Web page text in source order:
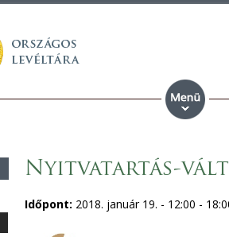
Nyitvatartás-
Időpont: 2018. január 19. - 12:00 -